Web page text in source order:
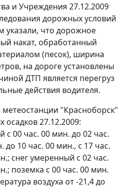
и Учреждения 27.12.2009
дорожных условий
указали, что дорожное
накат, обработанный
(песок), ширина
на дороге установлены
ДТП является перегруз
действия водителя.
метеостанции "Красноборск"
27.12.2009:
с 00 час. 00 мин. до 02 час.
до 10 час. 00 мин., с 17 час.
снег умеренный с 02 час.
поземка с 00 час. 00 мин.
воздуха от -21,4 до